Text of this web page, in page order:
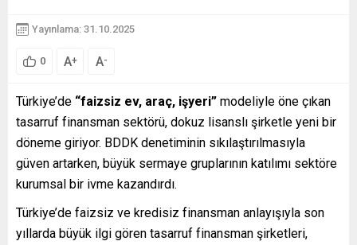
Yayınlama: 31.10.2025
0 A+ A-
Türkiye’de “faizsiz ev, araç, işyeri” modeliyle öne çıkan
tasarruf finansman sektörü, dokuz lisanslı şirketle yeni bir
döneme giriyor. BDDK denetiminin sıkılaştırılmasıyla
güven artarken, büyük sermaye gruplarının katılımı sektöre
kurumsal bir ivme kazandırdı.
Türkiye’de faizsiz ve kredisiz finansman anlayışıyla son
yıllarda büyük ilgi gören tasarruf finansman şirketleri,